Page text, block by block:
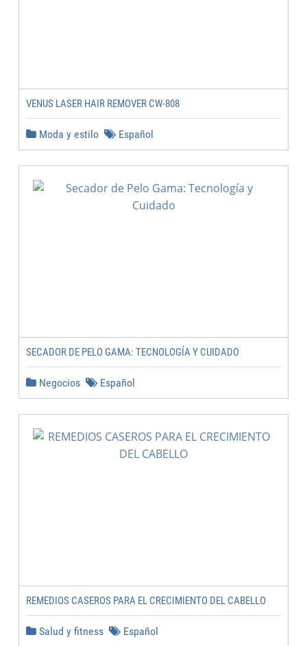
VENUS LASER HAIR REMOVER CW-808
Moda y estilo Español
SECADOR DE PELO GAMA: TECNOLOGÍA Y CUIDADO
Negocios Español
REMEDIOS CASEROS PARA EL CRECIMIENTO DEL CABELLO
Salud y fitness Español